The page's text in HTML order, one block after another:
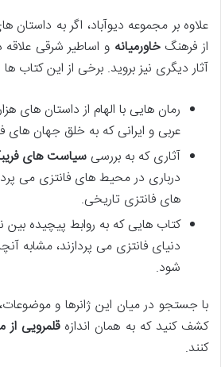
علاوه بر مجموعه دیوآباد، اگر به داستان
از فرهنگخاورمیانه و اساطیر شرقی علاقه
آثار دیگری نیز بروید. برخی از این کتاب
رمان هایی با الهام از داستان های
عربی و ایرانی که به خلق جهان های
آثاری که به بررسی سیاست های
درباری در محیط های فانتزی می
های فانتزی تاریخی.
کتاب هایی که به روابط پیچیده بین
دنیای فانتزی می پردازند، مشابه
شود.
با جستجو در میان این ژانرها و
کشف کنید که به همان اندازهقلمرویی
کنند.